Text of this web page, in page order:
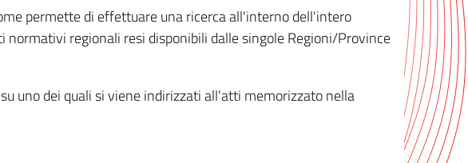
permette di effettuare una ricerca all'interno dell'intero
regionali resi disponibili dalle singole Regioni/Province
uno dei quali si viene indirizzati all'atti memorizzato nella